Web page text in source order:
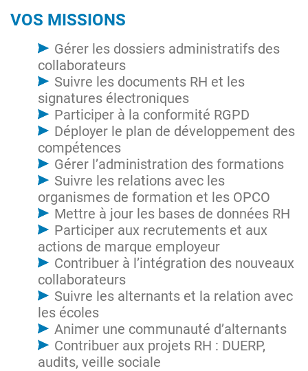
VOS MISSIONS
Gérer les dossiers administratifs des
collaborateurs
Suivre les documents RH et les
signatures électroniques
Participer à la conformité RGPD
Déployer le plan de développement des
compétences
Gérer l’administration des formations
Suivre les relations avec les
organismes de formation et les OPCO
Mettre à jour les bases de données RH
Participer aux recrutements et aux
actions de marque employeur
Contribuer à l’intégration des nouveaux
collaborateurs
Suivre les alternants et la relation avec
les écoles
Animer une communauté d’alternants
Contribuer aux projets RH : DUERP,
audits, veille sociale